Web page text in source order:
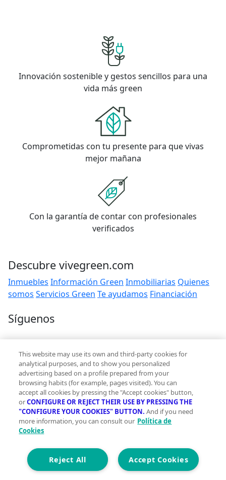
Innovación sostenible y gestos sencillos para una
vida más green
Comprometidas con tu presente para que vivas
mejor mañana
Con la garantía de contar con profesionales
verificados
Descubre vivegreen.com
Inmuebles Información Green Inmobiliarias Quienes
somos Servicios Green Te ayudamos Financiación
Síguenos
Contacto
hola@vivegreen.com
Aviso Legal
Condiciones de uso
Politica de privacidad
Política de cookies
Accesibilidad
This website may use its own and third-party cookies for
analytical purposes, and to show you personalized
advertising based on a profile prepared from your
browsing habits (for example, pages visited). You can
accept all cookies by pressing the "Accept cookies" button,
orCONFIGURE OR REJECT THEIR USE BY PRESSING THE
"CONFIGURE YOUR COOKIES" BUTTON. And if you need
more information, you can consult our Política de
Cookies
Accept Cookies
Reject All